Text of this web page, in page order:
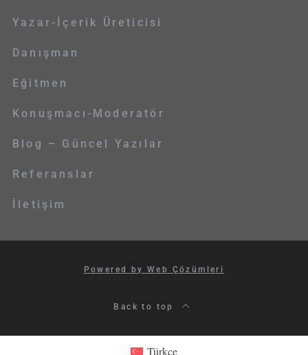
Yazar-İçerik Üreticisi
Danışman
Eğitmen
Konuşmacı-Moderatör
Blog – Güncel Yazılar
Referanslar
İletişim
Powered by Web Çözümleri
Back to top
Türkçe